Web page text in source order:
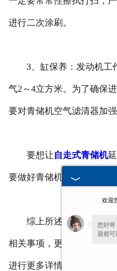
进行二次涂刷。
3、缸保养：发动机工
气2～4立方米。为了确保
要对青储机空气滤清器加
要想让自走式青储机
要做好青储机的保护保养。
综上所述内容就是青储
相关事项，更多青储机相
进行更多详情了解，期待您
欢迎
您好呀
题都可